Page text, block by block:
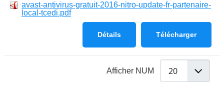
avast-antivirus-gratuit-2016-nitro-update-fr-partenaire-
local-tcedi.pdf
Télécharger
Détails
Afficher NUM